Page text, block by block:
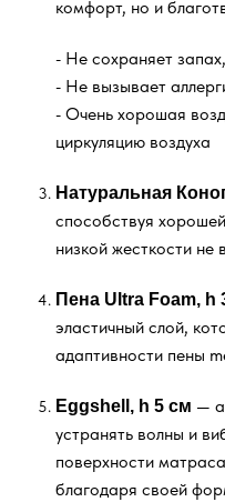
от
комфорт, но и
- Не сохраняет
- Не вызывает
- Очень хорошая
циркуляцию воздуха
Натуральная
способствуя
низкой жесткости
Пена Ultra Foam, h
эластичный слой,
адаптивности пены
Eggshell, h 5 см —
устранять волны и
поверхности
благодаря своей